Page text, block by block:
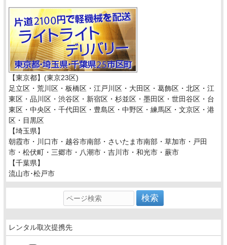
【東京都】(東京23区)
足立区・荒川区・板橋区・江戸川区・大田区・葛飾区・北区・江
東区・品川区・渋谷区・新宿区・杉並区・墨田区・世田谷区・台
東区・中央区・千代田区・豊島区・中野区・練馬区・文京区・港
区・目黒区
【埼玉県】
朝霞市・川口市・越谷市南部・さいたま市南部・草加市・戸田
市・松伏町・三郷市・八潮市・吉川市・和光市・蕨市
【千葉県】
流山市･松戸市
レンタル取次提携先